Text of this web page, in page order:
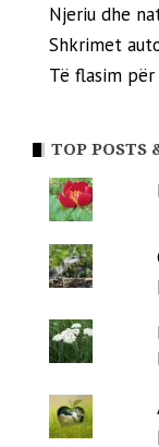
Njeriu dhe
Shkrimet
Të flasim
TOP POSTS